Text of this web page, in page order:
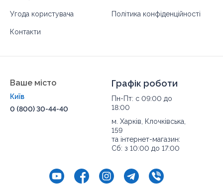
Угода користувача Політика конфіденційності
Контакти
Ваше місто
Київ
0 (800) 30-44-40
Графік роботи
Пн-Пт: с 09:00 до
18:00
м. Харків, Клочківська,
159
та інтернет-магазин:
Сб: з 10:00 до 17:00